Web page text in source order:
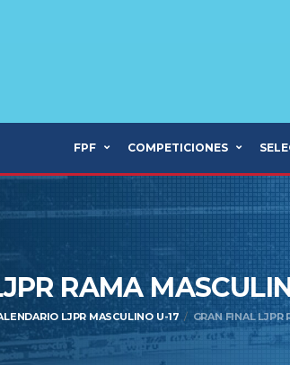
FPF COMPETICIONES
RAMA
LJPR MASCULINO U-17 GRAN FINAL LJPR